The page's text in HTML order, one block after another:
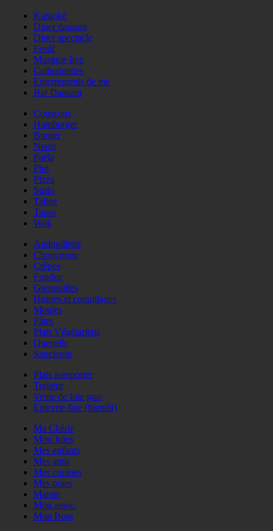
Karaoké
Diner dansant
Diner spectacle
Festif
Musique live
Catherinettes
Enterrements de vie
Bar Dansant
Couscous
Hamburger
Burger
Nems
Paëla
Phö
Pizza
Sushi
Tajine
Tapas
Wok
Andouillette
Choucroute
Crêpes
Fondue
Grenouilles
Huitres et coquillages
Moules
Pâtes
Plats Végétariens
Quenelle
Saucisson
Plats àemporter
Traiteur
Vente de foie gras
Epicerie fine (bientôt)
Ma Chérie
Mon Jules
Mes enfants
Mes amis
Mes copines
Mes potes
Mamie
Mon assoc.
Mon Boss